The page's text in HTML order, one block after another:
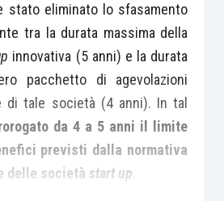
stato eliminato lo sfasamento
tra la durata massima della
innovativa (5 anni) e la durata
pacchetto di agevolazioni
di tale società (4 anni). In tal
da 4 a 5 anni il limite
previsti dalla normativa
delle società start up.